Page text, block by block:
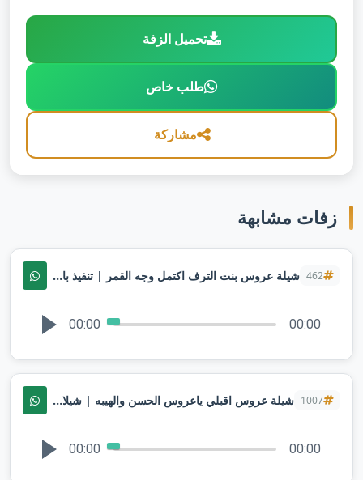
تحميل الزفة
طلب خاص
مشاركة
زفات مشابهة
462 شيلة عروس بنت الترف اكتمل وجه القمر | تنفيذ بالاسماء
00:00 00:00
1007 شيلة عروس اقبلي ياعروس الحسن والهيبه | شيلات عروس حماسيه 2025
00:00 00:00